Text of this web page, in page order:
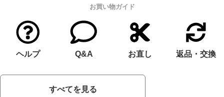
お買い物ガイド
ヘルプ Q&A お直し 返品・交換
すべてを見る